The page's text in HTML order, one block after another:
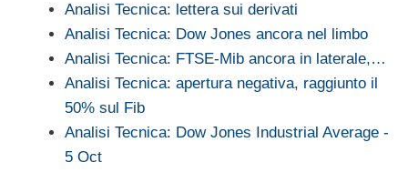
Analisi Tecnica: lettera sui derivati
Analisi Tecnica: Dow Jones ancora nel limbo
Analisi Tecnica: FTSE-Mib ancora in laterale,…
Analisi Tecnica: apertura negativa, raggiunto il
50% sul Fib
Analisi Tecnica: Dow Jones Industrial Average -
5 Oct